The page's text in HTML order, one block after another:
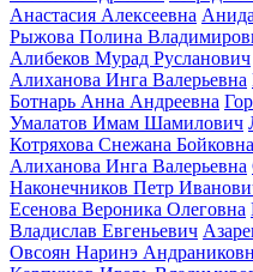
Анастасия Алексеевна
Рыжова Полина
Алибеков Мурад Русланович
Алиханова Инга Валерьевна
Ботнарь Анна Андреевна
Умалатов Имам Шамилович
Котряхова Снежана Бойковна
Алиханова Инга Валерьевна
Наконечников Петр
Есенова Вероника Олеговна
Владислав Евгеньевич
Овсоян Наринэ